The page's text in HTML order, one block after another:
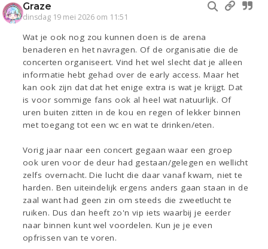
Graze
dinsdag 19 mei 2026 om 11:51
Wat je ook nog zou kunnen doen is de arena
benaderen en het navragen. Of de organisatie die de
concerten organiseert. Vind het wel slecht dat je alleen
informatie hebt gehad over de early access. Maar het
kan ook zijn dat dat het enige extra is wat je krijgt. Dat
is voor sommige fans ook al heel wat natuurlijk. Of
uren buiten zitten in de kou en regen of lekker binnen
met toegang tot een wc en wat te drinken/eten.
Vorig jaar naar een concert gegaan waar een groep
ook uren voor de deur had gestaan/gelegen en wellicht
zelfs overnacht. Die lucht die daar vanaf kwam, niet te
harden. Ben uiteindelijk ergens anders gaan staan in de
zaal want had geen zin om steeds die zweetlucht te
ruiken. Dus dan heeft zo'n vip iets waarbij je eerder
naar binnen kunt wel voordelen. Kun je je even
opfrissen van te voren.